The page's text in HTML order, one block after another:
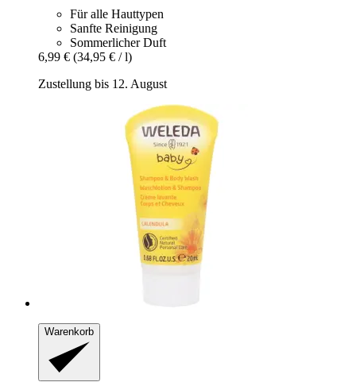
Für alle Hauttypen
Sanfte Reinigung
Sommerlicher Duft
6,99 € (34,95 € / l)
Zustellung bis 12. August
Warenkorb